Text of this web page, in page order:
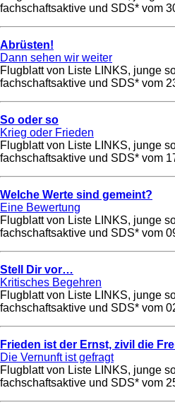
fachschaftsaktive und SDS* vom
Abrüsten!
Dann sehen wir weiter
Flugblatt von Liste LINKS, junge
fachschaftsaktive und SDS* vom
So oder so
Krieg oder Frieden
Flugblatt von Liste LINKS, junge
fachschaftsaktive und SDS* vom
Welche Werte sind gemeint?
Eine Bewertung
Flugblatt von Liste LINKS, junge
fachschaftsaktive und SDS* vom
Stell Dir vor…
Kritisches Begehren
Flugblatt von Liste LINKS, junge
fachschaftsaktive und SDS* vom
Frieden ist der Ernst, zivil die
Die Vernunft ist gefragt
Flugblatt von Liste LINKS, junge
fachschaftsaktive und SDS* vom